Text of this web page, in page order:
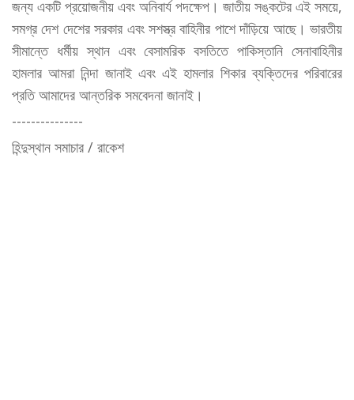
জন্য একটি প্রয়োজনীয় এবং অনিবার্য পদক্ষেপ। জাতীয় সঙ্কটের এই সময়ে,
সমগ্র দেশ দেশের সরকার এবং সশস্ত্র বাহিনীর পাশে দাঁড়িয়ে আছে। ভারতীয়
সীমান্তে ধর্মীয় স্থান এবং বেসামরিক বসতিতে পাকিস্তানি সেনাবাহিনীর
হামলার আমরা নিন্দা জানাই এবং এই হামলার শিকার ব্যক্তিদের পরিবারের
প্রতি আমাদের আন্তরিক সমবেদনা জানাই।
---------------
হিন্দুস্থান সমাচার / রাকেশ